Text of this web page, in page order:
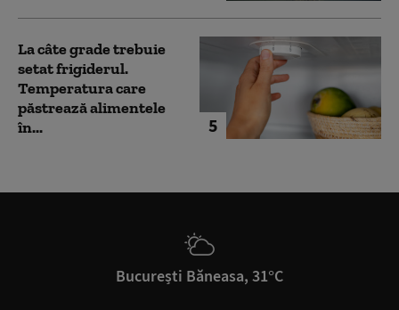
5
La câte grade trebuie
setat frigiderul.
Temperatura care
păstrează alimentele
în...
București Băneasa, 31°C